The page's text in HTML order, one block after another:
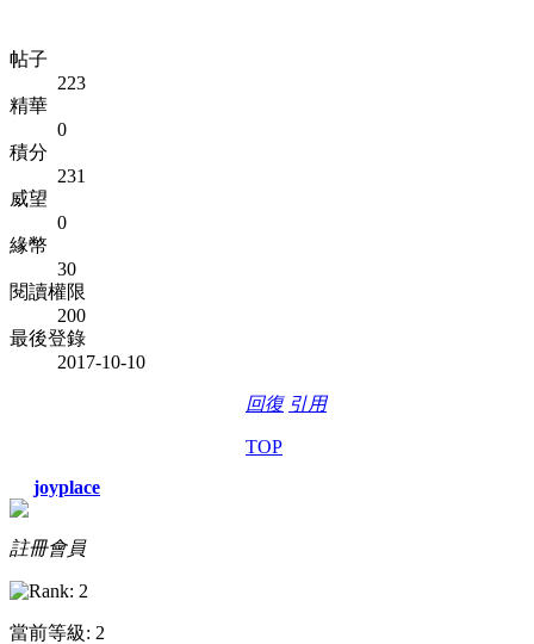
帖子
223
精華
0
積分
231
威望
0
緣幣
30
閱讀權限
200
最後登錄
2017-10-10
回復 引用
TOP
joyplace
註冊會員
當前等級: 2